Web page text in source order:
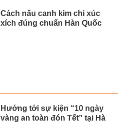
Cách nấu canh kim chi xúc
xích đúng chuẩn Hàn Quốc
Hướng tới sự kiện “10 ngày
vàng an toàn đón Tết” tại Hà